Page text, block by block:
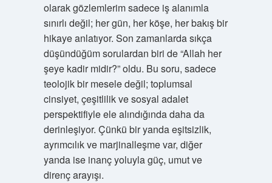
olarak gözlemlerim sadece iş alanımla
sınırlı değil; her gün, her köşe, her bakış bir
hikaye anlatıyor. Son zamanlarda sıkça
düşündüğüm sorulardan biri de “Allah her
şeye kadir midir?” oldu. Bu soru, sadece
teolojik bir mesele değil; toplumsal
cinsiyet, çeşitlilik ve sosyal adalet
perspektifiyle ele alındığında daha da
derinleşiyor. Çünkü bir yanda eşitsizlik,
ayrımcılık ve marjinalleşme var, diğer
yanda ise inanç yoluyla güç, umut ve
direnç arayışı.